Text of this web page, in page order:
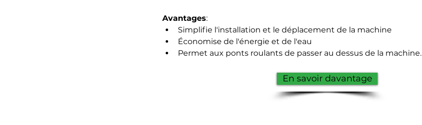
Avantages:
Simplifie l'installation et le déplacement de la machine
Économise de l'énergie et de l'eau
Permet aux ponts roulants de passer au dessus de la machine.
En savoir davantage